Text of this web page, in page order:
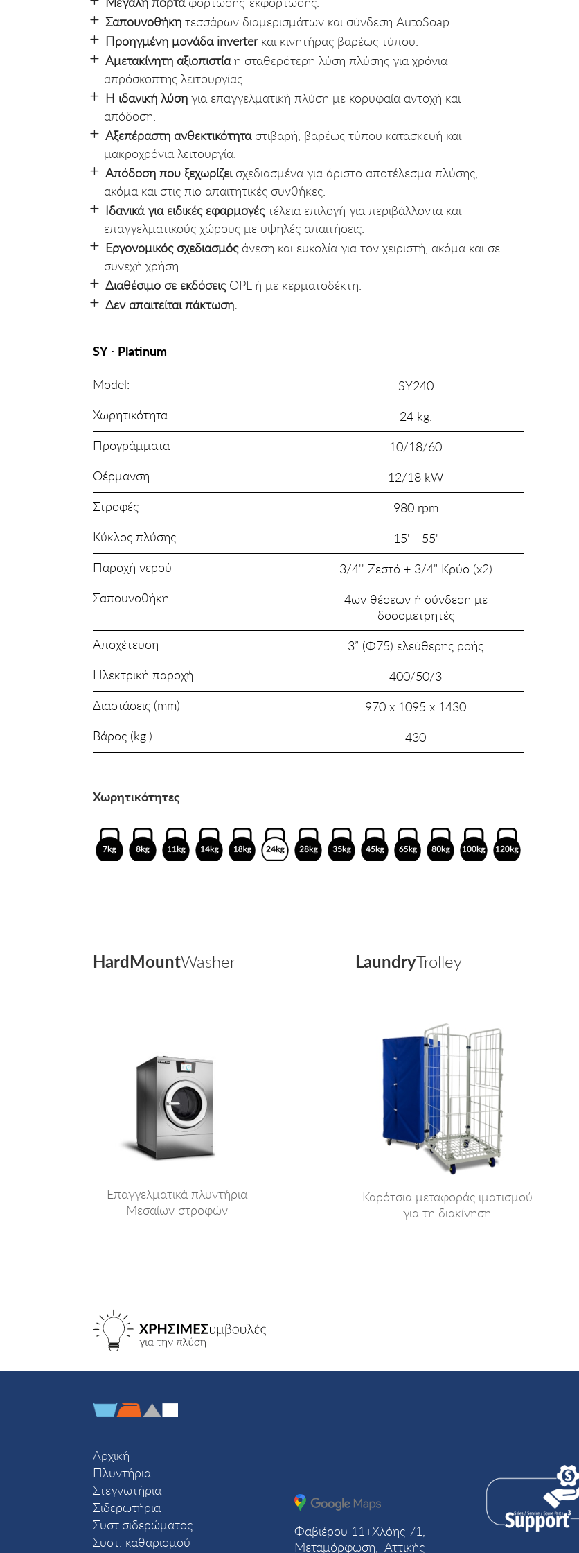
Σαπουνοθήκη τεσσάρων διαμερισμάτων και σύνδεση AutoSoap
Προηγμένη μονάδα inverterκαι κινητήρας βαρέως τύπου.
Αμετακίνητη αξιοπιστίαη σταθερότερη λύση πλύσης για χρόνια
απρόσκοπτης λειτουργίας.
Η ιδανική λύση για επαγγελματική πλύση με κορυφαία αντοχή και
απόδοση.
Αξεπέραστη ανθεκτικότηταστιβαρή, βαρέως τύπου κατασκευή και
μακροχρόνια λειτουργία.
Απόδοση που ξεχωρίζεισχεδιασμένα για άριστο αποτέλεσμα πλύσης,
ακόμα και στις πιο απαιτητικές συνθήκες.
Ιδανικά για ειδικές εφαρμογέςτέλεια επιλογή για περιβάλλοντα και
επαγγελματικούς χώρους με υψηλές απαιτήσεις.
Εργονομικός σχεδιασμόςάνεση και ευκολία για τον χειριστή, ακόμα και σε
συνεχή χρήση.
Διαθέσιμο σε εκδόσεις OPL ή με κερματοδέκτη.
Δεν απαιτείται πάκτωση.
SΥ ⋅ Platinum
Model:
Χωρητικότητα
Προγράμματα
Θέρμανση
Στροφές
Κύκλος πλύσης
Παροχή νερού
Σαπουνοθήκη
Αποχέτευση
Ηλεκτρική παροχή
Διαστάσεις (mm)
Βάρος (kg.)
SΥ240
24 kg.
10/18/60
12/18 kW
980 rpm
15' - 55'
3/4'' Ζεστό + 3/4" Κρύο (x2)
4ων θέσεων ή σύνδεση με
δοσομετρητές
3” (Φ75) ελεύθερης ροής
400/50/3
970 x 1095 x 1430
430
Χωρητικότητες
HardMountWasher
Επαγγελματικά πλυντήρια
Μεσαίων στροφών
LaundryTrolley
Καρότσια μεταφοράς ιματισμού
για τη διακίνηση
Αρχική
Πλυντήρια
Στεγνωτήρια
Σιδερωτήρια
Συστ.σιδερώματος
Συστ. καθαρισμού
Φαβιέρου 11+Χλόης 71,
Μεταμόρφωση, Αττικής